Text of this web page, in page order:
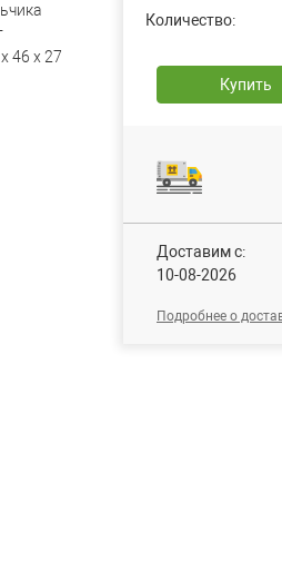
46 х 27
Количество:
Купить
Доставим c:
10-08-2026
Подробнее о